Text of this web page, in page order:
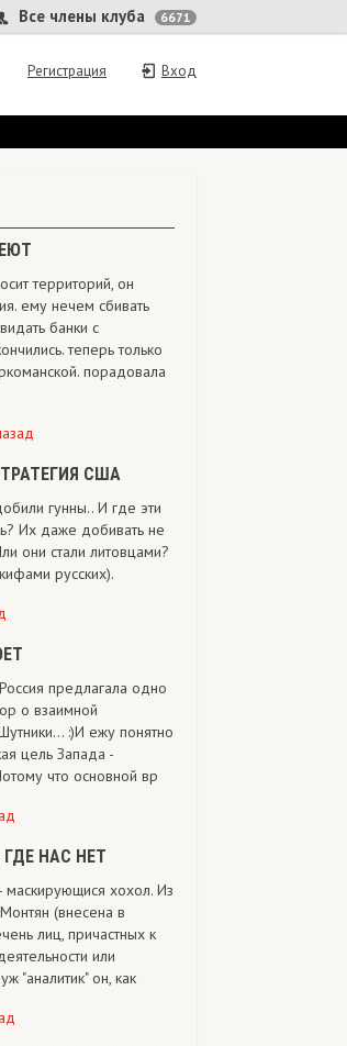
Все члены клуба 6671
Вход
Регистрация
территорий, он
ему нечем сбивать
банки с
теперь только
порадовала
США
гунны.. И где эти
Их даже добивать не
они стали литовцами?
русских).
предлагала одно
о взаимной
:)И ежу понятно
цель Запада -
что основной вр
НАС НЕТ
хохол. Из
(внесена в
лиц, причастных к
или
"аналитик" он, как